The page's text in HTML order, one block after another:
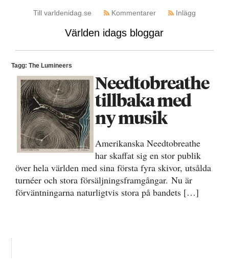
Till varldenidag.se Kommentarer Inlägg
Världen idags bloggar
Tagg: The Lumineers
Needtobreathe
tillbaka med
ny musik
Amerikanska Needtobreathe
har skaffat sig en stor publik
över hela världen med sina första fyra skivor, utsålda
turnéer och stora försäljningsframgångar. Nu är
förväntningarna naturligtvis stora på bandets […]